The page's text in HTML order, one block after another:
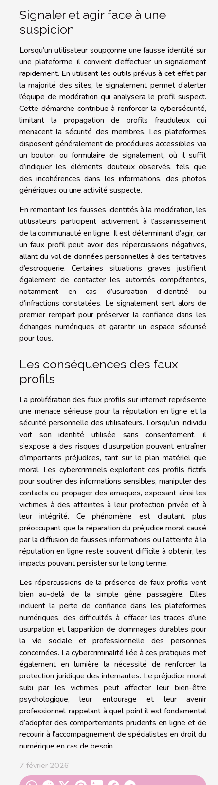
Signaler et agir face à une
suspicion
Lorsqu’un utilisateur soupçonne une fausse identité sur
une plateforme, il convient d’effectuer un signalement
rapidement. En utilisant les outils prévus à cet effet par
la majorité des sites, le signalement permet d’alerter
l’équipe de modération qui analysera le profil suspect.
Cette démarche contribue à renforcer la cybersécurité,
limitant la propagation de profils frauduleux qui
menacent la sécurité des membres. Les plateformes
disposent généralement de procédures accessibles via
un bouton ou formulaire de signalement, où il suffit
d’indiquer les éléments douteux observés, tels que
des incohérences dans les informations, des photos
génériques ou une activité suspecte.
En remontant les fausses identités à la modération, les
utilisateurs participent activement à l’assainissement
de la communauté en ligne. Il est déterminant d’agir, car
un faux profil peut avoir des répercussions négatives,
allant du vol de données personnelles à des tentatives
d’escroquerie. Certaines situations graves justifient
également de contacter les autorités compétentes,
notamment en cas d’usurpation d’identité ou
d’infractions constatées. Le signalement sert alors de
premier rempart pour préserver la confiance dans les
échanges numériques et garantir un espace sécurisé
pour tous.
Les conséquences des faux
profils
La prolifération des faux profils sur internet représente
une menace sérieuse pour la réputation en ligne et la
sécurité personnelle des utilisateurs. Lorsqu’un individu
voit son identité utilisée sans consentement, il
s’expose à des risques d’usurpation pouvant entraîner
d’importants préjudices, tant sur le plan matériel que
moral. Les cybercriminels exploitent ces profils fictifs
pour soutirer des informations sensibles, manipuler des
contacts ou propager des arnaques, exposant ainsi les
victimes à des atteintes à leur protection privée et à
leur intégrité. Ce phénomène est d’autant plus
préoccupant que la réparation du préjudice moral causé
par la diffusion de fausses informations ou l’atteinte à la
réputation en ligne reste souvent difficile à obtenir, les
impacts pouvant persister sur le long terme.
Les répercussions de la présence de faux profils vont
bien au-delà de la simple gêne passagère. Elles
incluent la perte de confiance dans les plateformes
numériques, des difficultés à effacer les traces d’une
usurpation et l’apparition de dommages durables pour
la vie sociale et professionnelle des personnes
concernées. La cybercriminalité liée à ces pratiques met
également en lumière la nécessité de renforcer la
protection juridique des internautes. Le préjudice moral
subi par les victimes peut affecter leur bien-être
psychologique, leur entourage et leur avenir
professionnel, rappelant à quel point il est fondamental
d’adopter des comportements prudents en ligne et de
recourir à l’accompagnement de spécialistes en droit du
numérique en cas de besoin.
7 février 2026